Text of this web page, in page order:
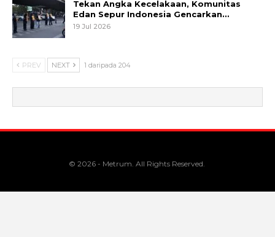
Tekan Angka Kecelakaan, Komunitas
Edan Sepur Indonesia Gencarkan…
19 Jul 2026
PREV NEXT 1 daripada 204
© 2026 - Metrum. All Rights Reserved.